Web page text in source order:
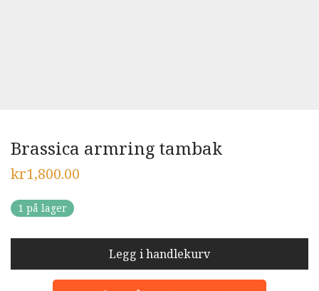
Brassica armring tambak
kr1,800.00
1 på lager
Legg i handlekurv